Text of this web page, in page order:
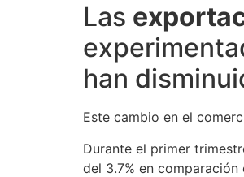
Las
han
Este cambio en el
Durante el primer
del 3.7% en